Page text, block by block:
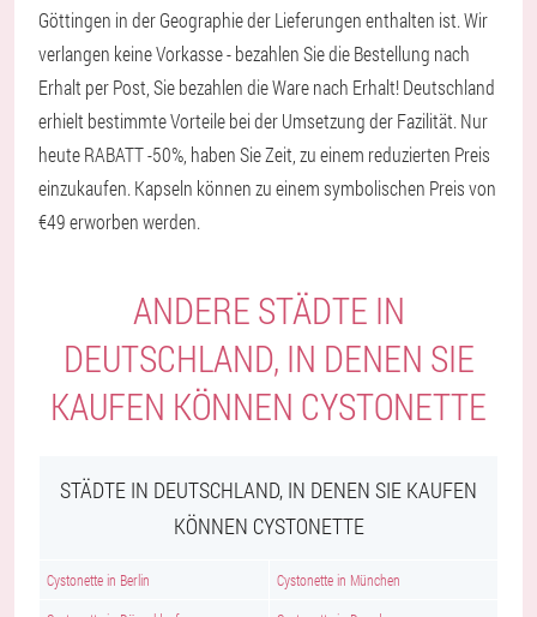
Göttingen in der Geographie der Lieferungen enthalten ist. Wir
verlangen keine Vorkasse - bezahlen Sie die Bestellung nach
Erhalt per Post, Sie bezahlen die Ware nach Erhalt! Deutschland
erhielt bestimmte Vorteile bei der Umsetzung der Fazilität. Nur
heute RABATT -50%, haben Sie Zeit, zu einem reduzierten Preis
einzukaufen. Kapseln können zu einem symbolischen Preis von
€49 erworben werden.
ANDERE STÄDTE IN
DEUTSCHLAND, IN DENEN SIE
KAUFEN KÖNNEN CYSTONETTE
STÄDTE IN DEUTSCHLAND, IN DENEN SIE KAUFEN
KÖNNEN CYSTONETTE
Cystonette in Berlin Cystonette in München